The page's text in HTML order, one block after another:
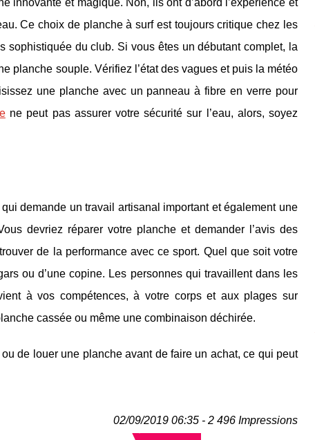
Ce choix de planche à surf est toujours critique chez les
du club. Si vous êtes un débutant complet, la
planche souple. Vérifiez l’état des vagues et puis la météo
une planche avec un panneau à fibre en verre pour
ne peut pas assurer votre sécurité sur l’eau, alors, soyez
demande un travail artisanal important et également une
devriez réparer votre planche et demander l’avis des
de la performance avec ce sport. Quel que soit votre
ou d’une copine. Les personnes qui travaillent dans les
à vos compétences, à votre corps et aux plages sur
cassée ou même une combinaison déchirée.
de louer une planche avant de faire un achat, ce qui peut
02/09/2019 06:35 - 2 496 Impressions